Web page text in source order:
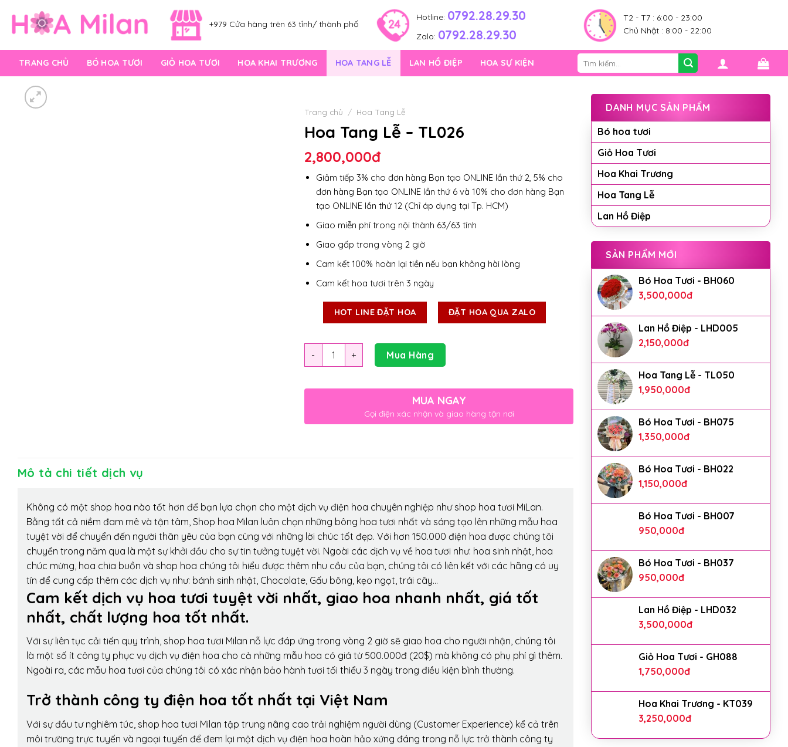
content
+979 Cửa hàng trên 63 tỉnh/ thành phố
Hotline: 0792.28.29.30
Zalo: 0792.28.29.30
T2 - T7 : 6:00 - 23:00
Chủ Nhật : 8:00 - 22:00
TRANG CHỦ BÓ HOA TƯƠI GIỎ HOA TƯƠI HOA KHAI TRƯƠNG HOA TANG LỄ LAN HỒ ĐIỆP HOA SỰ KIỆN
Tìm
kiếm:
DANH MỤC SẢN PHẨM
Bó hoa tươi
Giỏ Hoa Tươi
Hoa Khai Trương
Hoa Tang Lễ
Lan Hồ Điệp
SẢN PHẨM MỚI
Bó Hoa Tươi - BH060
3,500,000đ
Lan Hồ Điệp - LHD005
2,150,000đ
Hoa Tang Lễ - TL050
1,950,000đ
Bó Hoa Tươi - BH075
1,350,000đ
Bó Hoa Tươi - BH022
1,150,000đ
Bó Hoa Tươi - BH007
950,000đ
Bó Hoa Tươi - BH037
950,000đ
Lan Hồ Điệp - LHD032
3,500,000đ
Giỏ Hoa Tươi - GH088
1,750,000đ
Hoa Khai Trương - KT039
3,250,000đ
Trang chủ / Hoa Tang Lễ
Hoa Tang Lễ – TL026
2,800,000đ
Giảm tiếp 3% cho đơn hàng Bạn tạo ONLINE lần thứ 2, 5% cho
đơn hàng Bạn tạo ONLINE lần thứ 6 và 10% cho đơn hàng Bạn
tạo ONLINE lần thứ 12 (Chỉ áp dụng tại Tp. HCM)
Giao miễn phí trong nội thành 63/63 tỉnh
Giao gấp trong vòng 2 giờ
Cam kết 100% hoàn lại tiền nếu bạn không hài lòng
Cam kết hoa tươi trên 3 ngày
HOT LINE ĐẶT HOA ĐẶT HOA QUA ZALO
Số lượng Mua Hàng
MUA NGAY
Gọi điện xác nhận và giao hàng tận nơi
Mô tả chi tiết dịch vụ
Không có một shop hoa nào tốt hơn để bạn lựa chọn cho một dịch vụ điện hoa chuyên nghiệp như shop hoa tươi MiLan.
Bằng tất cả niềm đam mê và tận tâm, Shop hoa Milan luôn chọn những bông hoa tươi nhất và sáng tạo lên những mẫu hoa
tuyệt vời để chuyển đến người thân yêu của bạn cùng với những lời chúc tốt đẹp. Với hơn 150.000 điện hoa được chúng tôi
chuyển trong năm qua là một sự khởi đầu cho sự tin tưởng tuyệt vời. Ngoài các dịch vụ về hoa tươi như: hoa sinh nhật, hoa
chúc mừng, hoa chia buồn và shop hoa chúng tôi hiểu được thêm nhu cầu của bạn, chúng tôi có liên kết với các hãng có uy
tín để cung cấp thêm các dịch vụ như: bánh sinh nhật, Chocolate, Gấu bông, kẹo ngọt, trái cây…
Cam kết dịch vụ hoa tươi tuyệt vời nhất, giao hoa nhanh nhất, giá tốt
nhất, chất lượng hoa tốt nhất.
Với sự liên tục cải tiến quy trình, shop hoa tươi Milan nỗ lực đáp ứng trong vòng 2 giờ sẽ giao hoa cho người nhận, chúng tôi
là một số ít công ty phục vụ dịch vụ điện hoa cho cả những mẫu hoa có giá từ 500.000đ (20$) mà không có phụ phí gì thêm.
Ngoài ra, các mẫu hoa tươi của chúng tôi có xác nhận bảo hành tươi tối thiểu 3 ngày trong điều kiện bình thường.
Trở thành công ty điện hoa tốt nhất tại Việt Nam
Với sự đầu tư nghiêm túc, shop hoa tươi Milan tập trung nâng cao trải nghiệm người dùng (Customer Experience) kể cả trên
môi trường trực tuyến và ngoại tuyến để đem lại một dịch vụ điện hoa hoàn hảo xứng đáng trong nỗ lực trở thành công ty